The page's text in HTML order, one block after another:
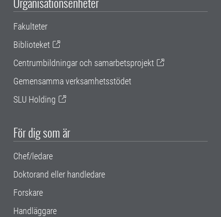
Fakulteter
Biblioteket
Centrumbildningar och samarbetsprojekt
Gemensamma verksamhetsstödet
SLU Holding
För dig som är
Chef/ledare
Doktorand eller handledare
Forskare
Handläggare